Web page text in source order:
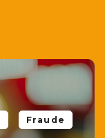
Fraude